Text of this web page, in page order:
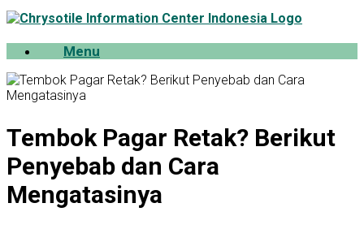
Skip
to
content
Menu
Tembok Pagar Retak? Berikut
Penyebab dan Cara
Mengatasinya